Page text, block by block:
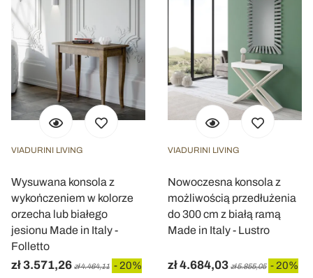
VIADURINI LIVING
Wysuwana konsola z
wykończeniem w kolorze
orzecha lub białego
jesionu Made in Italy -
Folletto
zł 3.571,26 zł 4.464,11 - 20%
VIADURINI LIVING
Nowoczesna konsola z
możliwością przedłużenia
do 300 cm z białą ramą
Made in Italy - Lustro
zł 4.684,03 zł 5.855,05 - 20%